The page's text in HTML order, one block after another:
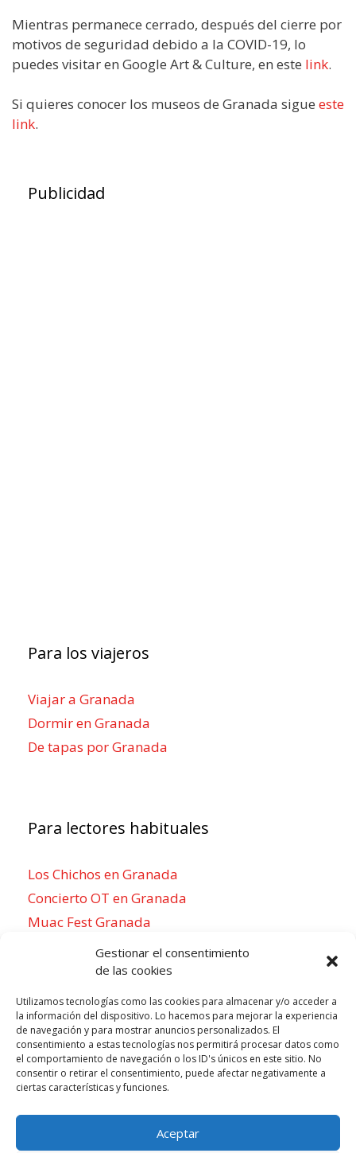
Gestionar el consentimiento
de las cookies
Utilizamos tecnologías como las cookies para almacenar y/o acceder a
la información del dispositivo. Lo hacemos para mejorar la experiencia
de navegación y para mostrar anuncios personalizados. El
consentimiento a estas tecnologías nos permitirá procesar datos como
el comportamiento de navegación o los ID's únicos en este sitio. No
consentir o retirar el consentimiento, puede afectar negativamente a
ciertas características y funciones.
Aceptar
Mientras permanece cerrado, después del cierre por
motivos de seguridad debido a la COVID-19, lo
puedes visitar en Google Art & Culture, en este link.
Si quieres conocer los museos de Granada sigue este
link.
Publicidad
Para los viajeros
Viajar a Granada
Dormir en Granada
De tapas por Granada
Para lectores habituales
Los Chichos en Granada
Concierto OT en Granada
Muac Fest Granada
Concierto de Saiko en Granada
Para sentirse como un local
Week of agosto 3
3 4 5 6 7 8 9